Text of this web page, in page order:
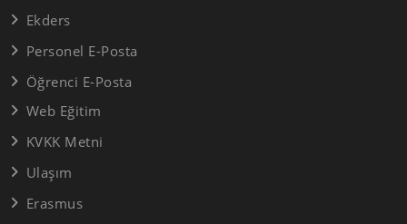
Ekders
Personel E-Posta
Öğrenci E-Posta
Web Eğitim
KVKK Metni
Ulaşım
Erasmus